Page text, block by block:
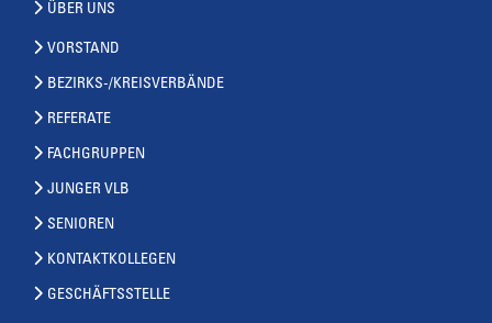
ÜBER UNS
VORSTAND
BEZIRKS-/KREISVERBÄNDE
REFERATE
FACHGRUPPEN
JUNGER VLB
SENIOREN
KONTAKTKOLLEGEN
GESCHÄFTSSTELLE